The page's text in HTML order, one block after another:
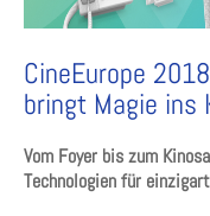
CineEurope
bringt Magie ins
Vom Foyer bis zum
Technologien für